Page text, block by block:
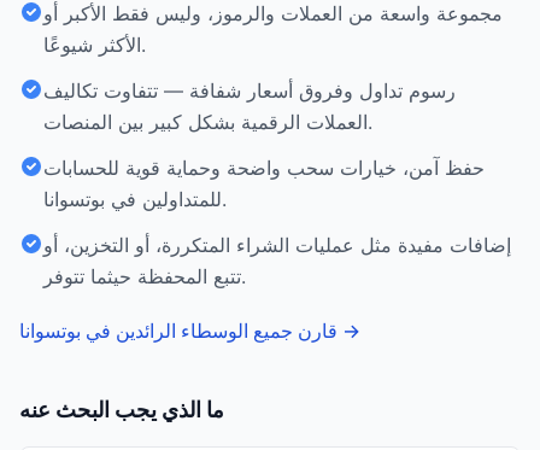
مجموعة واسعة من العملات والرموز، وليس فقط الأكبر أو
الأكثر شيوعًا.
رسوم تداول وفروق أسعار شفافة — تتفاوت تكاليف
العملات الرقمية بشكل كبير بين المنصات.
حفظ آمن، خيارات سحب واضحة وحماية قوية للحسابات
للمتداولين في بوتسوانا.
إضافات مفيدة مثل عمليات الشراء المتكررة، أو التخزين، أو
تتبع المحفظة حيثما تتوفر.
قارن جميع الوسطاء الرائدين في بوتسوانا →
ما الذي يجب البحث عنه